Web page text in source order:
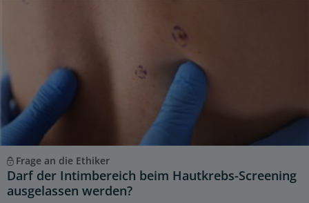
Frage an die Ethiker
Darf der Intimbereich beim Hautkrebs-Screening
ausgelassen werden?